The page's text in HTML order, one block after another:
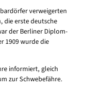
verweigerten
die erste deutsche
der Berliner Diplom-
1909 wurde die
informiert, gleich
zur Schwebefähre.